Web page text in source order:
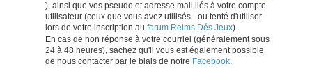
), ainsi que vos pseudo et adresse mail liés à votre compte
utilisateur (ceux que vous avez utilisés - ou tenté d'utiliser -
lors de votre inscription au forum Reims Dés Jeux).
En cas de non réponse à votre courriel (généralement sous
24 à 48 heures), sachez qu'il vous est également possible
de nous contacter par le biais de notre Facebook.